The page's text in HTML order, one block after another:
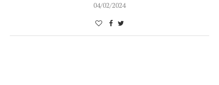
04/02/2024